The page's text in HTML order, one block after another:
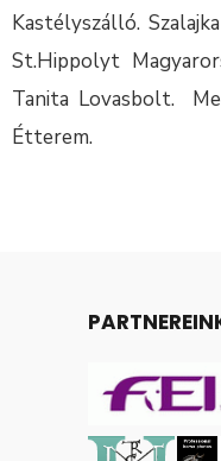
Kastélyszálló.
St.Hippolyt
Tanita Lovasbolt.
Étterem.